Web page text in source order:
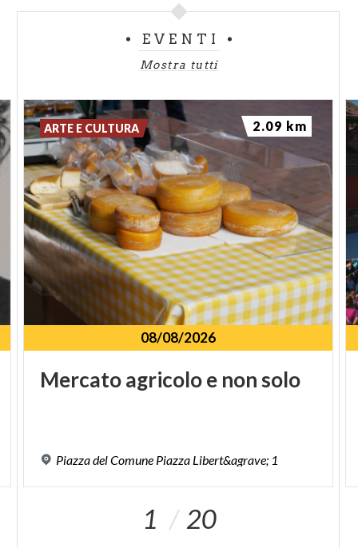
EVENTI
Mostra tutti
08/08/2026
Mercatoagricoloe non solo
PiazzadelComune Piazza Libert&agrave; 1
ARTE E CULTURA 2.09 km
1 20